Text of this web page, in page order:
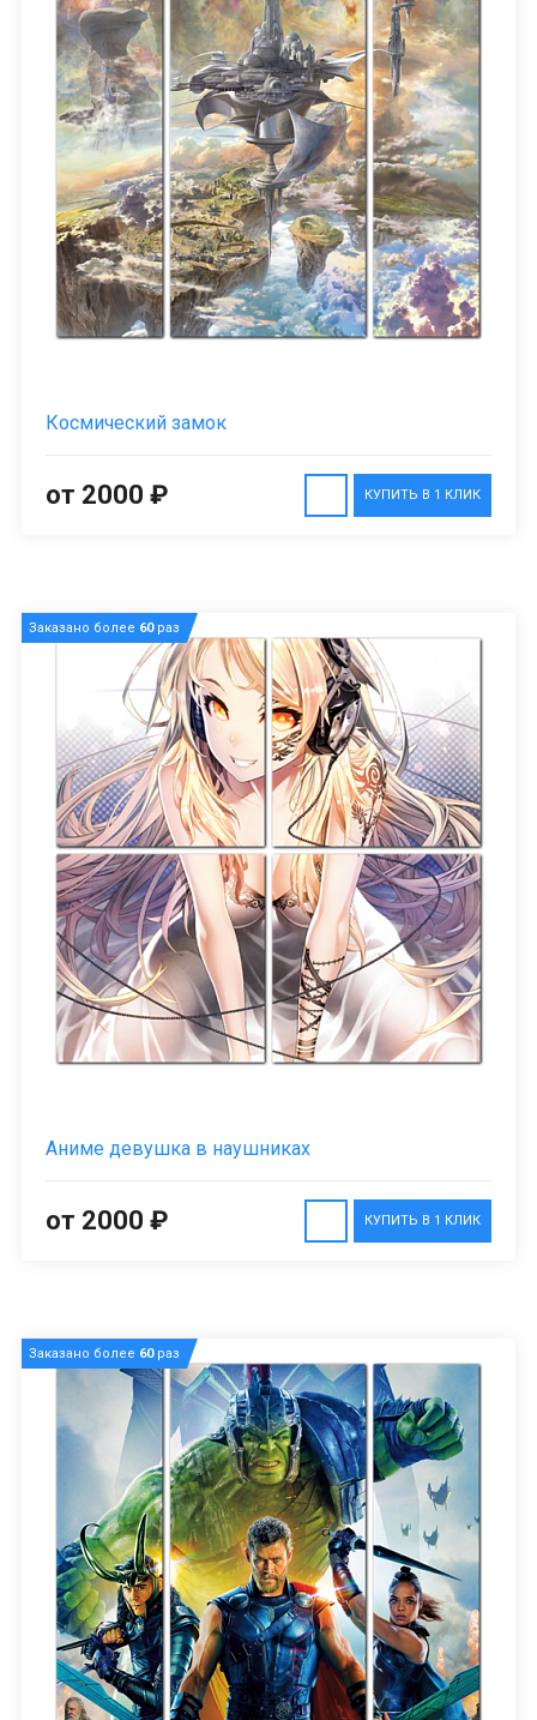
Космический замок
КУПИТЬ В 1 КЛИК
от 2000 ₽
Заказано более 60раз
Аниме девушка в наушниках
КУПИТЬ В 1 КЛИК
от 2000 ₽
Заказано более 60раз